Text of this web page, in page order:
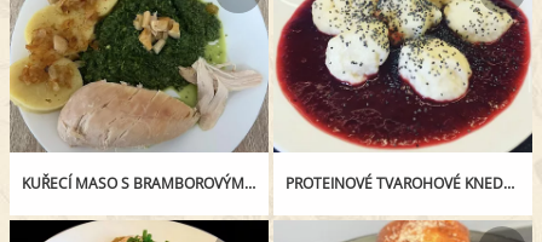
KUŘECÍ MASO S BRAMBOROVÝMI KNEDLÍKY A DUŠENÝM ŠPENÁTEM PROTEINOVÉ TVAROHOVÉ KNEDLÍČKY SE ŠVESTKOVOU OMÁČKOU